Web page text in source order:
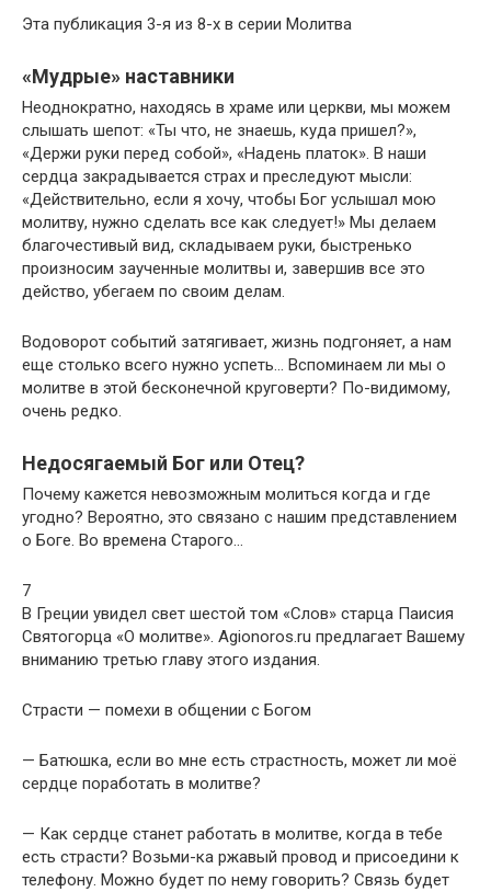
Эта публикация 3-я из 8-х в серии Молитва
«Мудрые» наставники
Неоднократно, находясь в храме или церкви, мы можем
слышать шепот: «Ты что, не знаешь, куда пришел?»,
«Держи руки перед собой», «Надень платок». В наши
сердца закрадывается страх и преследуют мысли:
«Действительно, если я хочу, чтобы Бог услышал мою
молитву, нужно сделать все как следует!» Мы делаем
благочестивый вид, складываем руки, быстренько
произносим заученные молитвы и, завершив все это
действо, убегаем по своим делам.
Водоворот событий затягивает, жизнь подгоняет, а нам
еще столько всего нужно успеть… Вспоминаем ли мы о
молитве в этой бесконечной круговерти? По-видимому,
очень редко.
Недосягаемый Бог или Отец?
Почему кажется невозможным молиться когда и где
угодно? Вероятно, это связано с нашим представлением
о Боге. Во времена Старого…
7
В Греции увидел свет шестой том «Слов» старца Паисия
Святогорца «О молитве». Agionoros.ru предлагает Вашему
вниманию третью главу этого издания.
Страсти — помехи в общении с Богом
— Батюшка, если во мне есть страстность, может ли моё
сердце поработать в молитве?
— Как сердце станет работать в молитве, когда в тебе
есть страсти? Возьми-ка ржавый провод и присоедини к
телефону. Можно будет по нему говорить? Связь будет